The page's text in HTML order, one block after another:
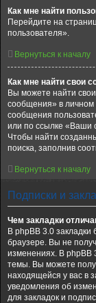
Как мне найти
Перейдите на
пользователя».
Вернуться к началу
Как мне найти свои
Вы можете найти
сообщения» в личном
сообщения
или по ссылке «Ваши
Чтобы найти
поиска, заполнив
Вернуться к началу
Подписки и
Чем закладки
В phpBB 3.0
браузере. Вы не
изменениях. В phpBB
темы. Вы можете
находящейся у вас в
уведомления об
для закладок и